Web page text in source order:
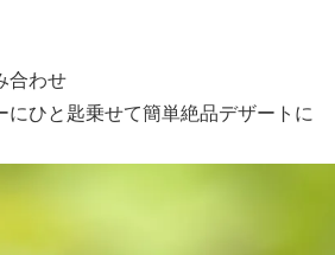
合わせ
ひと匙乗せて簡単絶品デザートに